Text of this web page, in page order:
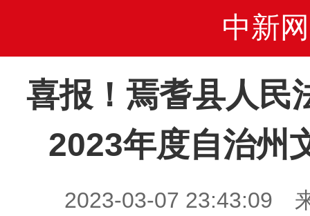
中新网
喜报！焉耆县人民
2023年度自治州
2023-03-07 23:43:09